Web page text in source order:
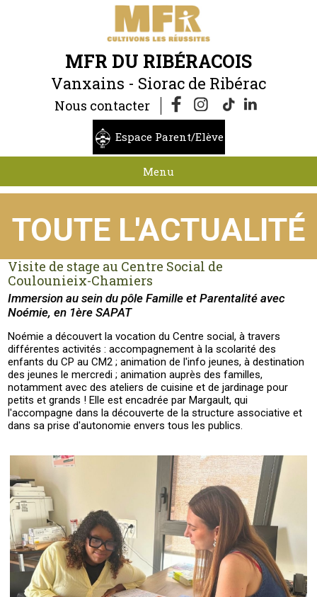
MFR DU RIBÉRACOIS
Vanxains - Siorac de Ribérac
Nous contacter
Espace Parent/Elève
Menu
TOUTE L'ACTUALITÉ
Visite de stage au Centre Social de
Coulounieix-Chamiers
Immersion au sein du pôle Famille et Parentalité avec
Noémie, en 1ère SAPAT
Noémie a découvert la vocation du Centre social, à travers
différentes activités : accompagnement à la scolarité des
enfants du CP au CM2 ; animation de l'info jeunes, à destination
des jeunes le mercredi ; animation auprès des familles,
notamment avec des ateliers de cuisine et de jardinage pour
petits et grands ! Elle est encadrée par Margault, qui
l'accompagne dans la découverte de la structure associative et
dans sa prise d'autonomie envers tous les publics.